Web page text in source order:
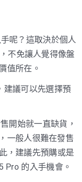
呢？這取決於個人
不免讓人覺得像盤
值所在。
建議可以先選擇預
開始就一直缺貨，
一般人很難在發售
，建議先預購或是
Pro 的入手機會。